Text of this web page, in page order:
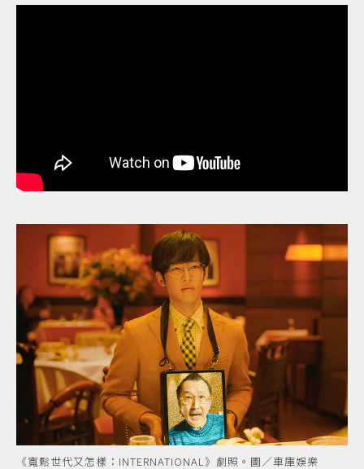
《寬鬆世代又怎樣：INTERNATIONAL》劇照。圖／車庫娛樂